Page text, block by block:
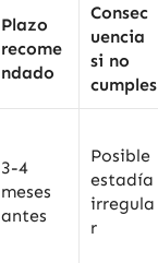
Plazo
recome
ndado
Consec
uencia
si no
cumples
3-4
meses
antes
Posible
estadía
irregula
r